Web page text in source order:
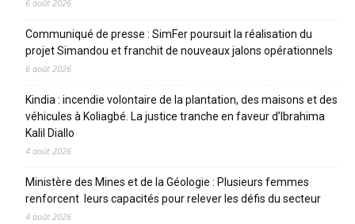
6 août 2026
Communiqué de presse : SimFer poursuit la réalisation du
projet Simandou et franchit de nouveaux jalons opérationnels
6 août 2026
Kindia : incendie volontaire de la plantation, des maisons et des
véhicules à Koliagbé. La justice tranche en faveur d’Ibrahima
Kalil Diallo
4 août 2026
Ministère des Mines et de la Géologie : Plusieurs femmes
renforcent leurs capacités pour relever les défis du secteur
4 août 2026